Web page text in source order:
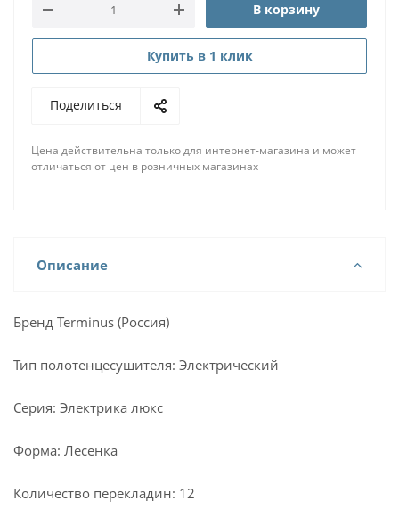
В корзину
Купить в 1 клик
Поделиться
Цена действительна только для интернет-магазина и может
отличаться от цен в розничных магазинах
Описание
Бренд Terminus (Россия)
Тип полотенцесушителя: Электрический
Серия: Электрика люкс
Форма: Лесенка
Количество перекладин: 12